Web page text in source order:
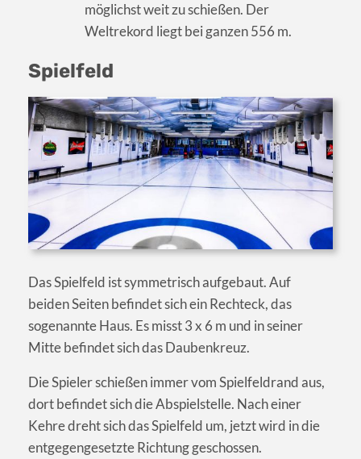
möglichst weit zu schießen. Der
Weltrekord liegt bei ganzen 556 m.
Spielfeld
Das Spielfeld ist symmetrisch aufgebaut. Auf
beiden Seiten befindet sich ein Rechteck, das
sogenannte Haus. Es misst 3 x 6 m und in seiner
Mitte befindet sich das Daubenkreuz.
Die Spieler schießen immer vom Spielfeldrand aus,
dort befindet sich die Abspielstelle. Nach einer
Kehre dreht sich das Spielfeld um, jetzt wird in die
entgegengesetzte Richtung geschossen.